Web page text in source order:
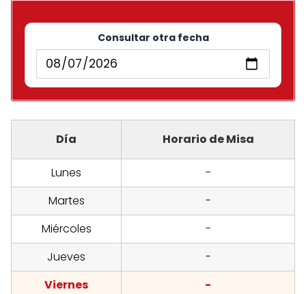
Consultar otra fecha
Día Horario de Misa
Lunes
-
Martes
-
Miércoles
-
Jueves
-
Viernes
-